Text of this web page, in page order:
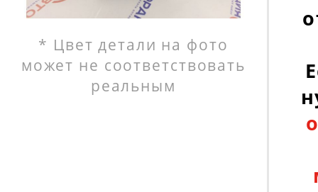
* Цвет детали на фото
может не соответствовать
реальным